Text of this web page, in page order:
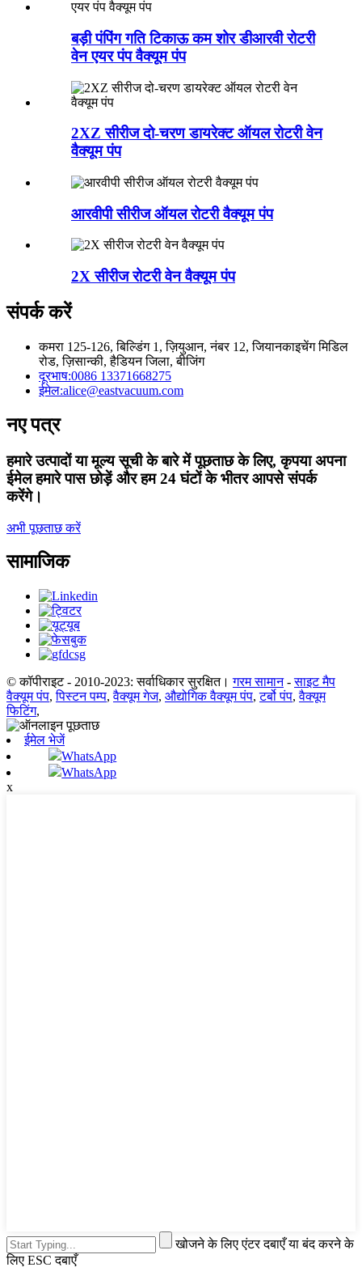
बड़ी पंपिंग गति टिकाऊ कम शोर डीआरवी रोटरी
वेन एयर पंप वैक्यूम पंप
2XZ सीरीज दो-चरण डायरेक्ट ऑयल रोटरी वेन
वैक्यूम पंप
आरवीपी सीरीज ऑयल रोटरी वैक्यूम पंप
2X सीरीज रोटरी वेन वैक्यूम पंप
संपर्क करें
कमरा 125-126, बिल्डिंग 1, ज़ियुआन, नंबर 12, जियानकाइचेंग मिडिल
रोड, ज़िसान्की, हैडियन जिला, बीजिंग
दूरभाष:0086 13371668275
ईमेल:alice@eastvacuum.com
नए पत्र
हमारे उत्पादों या मूल्य सूची के बारे में पूछताछ के लिए, कृपया अपना
ईमेल हमारे पास छोड़ें और हम 24 घंटों के भीतर आपसे संपर्क
करेंगे।
अभी पूछताछ करें
सामाजिक
© कॉपीराइट - 2010-2023: सर्वाधिकार सुरक्षित। गरम सामान-साइट मैप
वैक्यूम पंप,पिस्टन पम्प,वैक्यूम गेज, औद्योगिक वैक्यूम पंप,टर्बो पंप,वैक्यूम
फिटिंग,
ईमेल भेजें
WhatsApp
WhatsApp
x
खोजने के लिए एंटर दबाएँ या बंद करने के
लिए ESC दबाएँ